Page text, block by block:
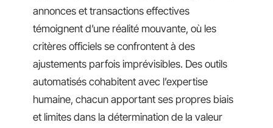
annonces et transactions effectives
témoignent d’une réalité mouvante, où les
critères officiels se confrontent à des
ajustements parfois imprévisibles. Des outils
automatisés cohabitent avec l’expertise
humaine, chacun apportant ses propres biais
et limites dans la détermination de la valeur